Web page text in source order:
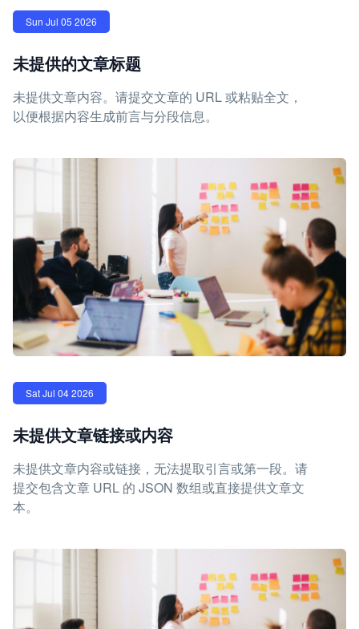
Sun Jul 05 2026
未提供的文章标题
未提供文章内容。请提交文章的 URL 或粘贴全文，
以便根据内容生成前言与分段信息。
Sat Jul 04 2026
未提供文章链接或内容
未提供文章内容或链接，无法提取引言或第一段。请
提交包含文章 URL 的 JSON 数组或直接提供文章文
本。